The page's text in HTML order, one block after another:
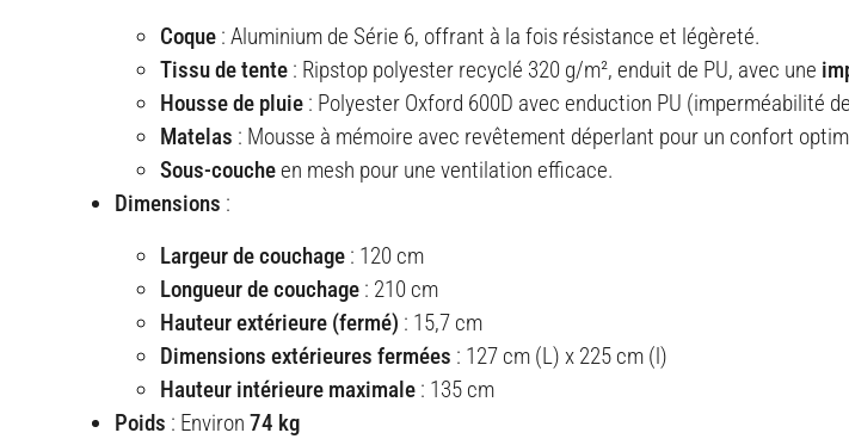
Coque : Aluminium de Série 6, offrant à la fois résistance et légèreté.
Tissu de tente : Ripstop polyester recyclé 320 g/m², enduit de PU, avec une
Housse de pluie : Polyester Oxford 600D avec enduction PU (imperméabilité
Matelas : Mousse à mémoire avec revêtement déperlant pour un confort
Sous-couche en mesh pour une ventilation efficace.
Dimensions :
Largeur de couchage : 120 cm
Longueur de couchage : 210 cm
Hauteur extérieure (fermé) : 15,7 cm
Dimensions extérieures fermées : 127 cm (L) x 225 cm (l)
Hauteur intérieure maximale : 135 cm
Poids : Environ 74 kg